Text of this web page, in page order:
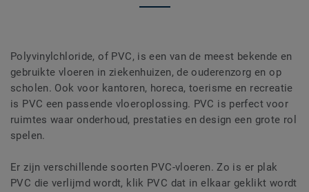
Polyvinylchloride, of PVC, is een van de meest bekende en
gebruikte vloeren in ziekenhuizen, de ouderenzorg en op
scholen. Ook voor kantoren, horeca, toerisme en recreatie
is PVC een passende vloeroplossing. PVC is perfect voor
ruimtes waar onderhoud, prestaties en design een grote rol
spelen.
Er zijn verschillende soorten PVC-vloeren. Zo is er plak
PVC die verlijmd wordt, klik PVC dat in elkaar geklikt wordt